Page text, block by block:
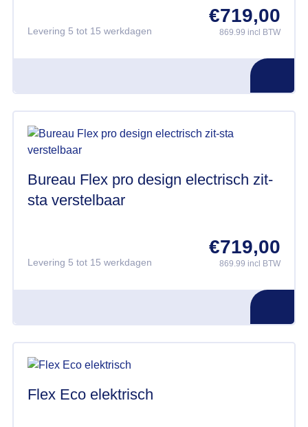
Levering 5 tot 15 werkdagen
€719,00
869.99 incl BTW
Bureau Flex pro design electrisch zit-
sta verstelbaar
Levering 5 tot 15 werkdagen
€719,00
869.99 incl BTW
Flex Eco elektrisch